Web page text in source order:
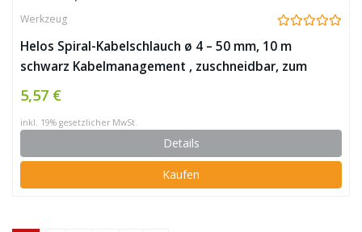
Werkzeug
Helos Spiral-Kabelschlauch ø 4 – 50 mm, 10 m
schwarz Kabelmanagement , zuschneidbar, zum
Bündeln von Kabeln , flexibel einsetzbar
5,57 €
inkl. 19% gesetzlicher MwSt.
Details
Kaufen